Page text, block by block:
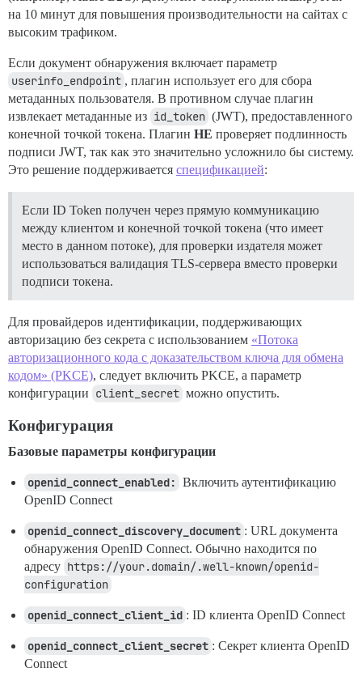
на 10 минут для повышения производительности на сайтах с
высоким трафиком.
Если документ обнаружения включает параметр
userinfo_endpoint , плагин использует его для сбора
метаданных пользователя. В противном случае плагин
извлекает метаданные из id_token (JWT), предоставленного
конечной точкой токена. Плагин НЕ проверяет подлинность
подписи JWT, так как это значительно усложнило бы систему.
Это решение поддерживается спецификацией:
Если ID Token получен через прямую коммуникацию
между клиентом и конечной точкой токена (что имеет
место в данном потоке), для проверки издателя может
использоваться валидация TLS-сервера вместо проверки
подписи токена.
Для провайдеров идентификации, поддерживающих
авторизацию без секрета с использованием «Потока
авторизационного кода с доказательством ключа для обмена
кодом» (PKCE), следует включить PKCE, а параметр
конфигурации client_secret можно опустить.
Конфигурация
Базовые параметры конфигурации
openid_connect_enabled: Включить аутентификацию
OpenID Connect
openid_connect_discovery_document : URL документа
обнаружения OpenID Connect. Обычно находится по
адресу https://your.domain/.well-known/openid-
configuration
openid_connect_client_id : ID клиента OpenID Connect
openid_connect_client_secret : Секрет клиента OpenID
Connect